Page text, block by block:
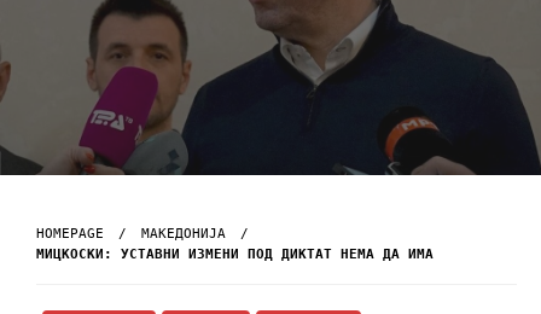
HOMEPAGE
МАКЕДОНИЈА
МИЦКОСКИ: УСТАВНИ ИЗМЕНИ ПОД ДИКТАТ НЕМА ДА ИМА